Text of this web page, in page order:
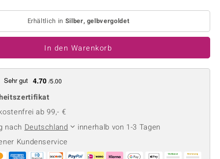
Spinell
Zirkon
Gelb
Erhältlich in Silber, gelbvergoldet
In den Warenkorb
Sehr gut 4.70 /5.00
ab 99,- €
nach Deutschland
innerhalb von 1-3 Tagen
Kundenservice